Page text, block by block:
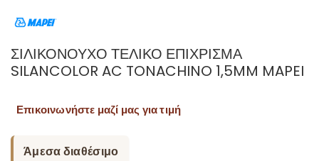
ΣΙΛΙΚΟΝΟΎΧΟ ΤΕΛΙΚΌ ΕΠΊΧΡΙΣΜΑ
SILANCOLOR AC TONACHINO 1,5MM MAPEI
Επικοινωνήστε μαζί μας για τιμή
Άμεσα διαθέσιμο